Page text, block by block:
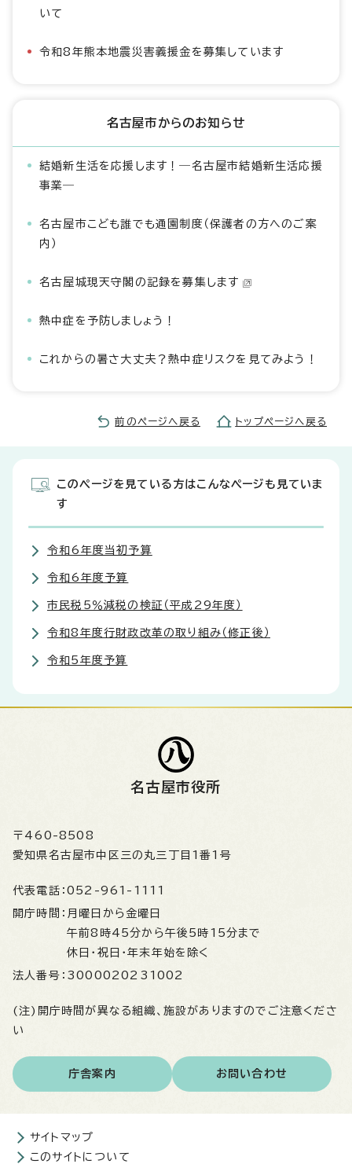
いて
令和8年熊本地震災害義援金を募集しています
名古屋市からのお知らせ
結婚新生活を応援します！―名古屋市結婚新生活応援
事業―
名古屋市こども誰でも通園制度（保護者の方へのご案
内）
名古屋城現天守閣の記録を募集します
熱中症を予防しましょう！
これからの暑さ大丈夫？熱中症リスクを見てみよう！
前のページへ戻る トップページへ戻る
このページを見ている方はこんなページも見ていま
す
令和6年度当初予算
令和6年度予算
市民税5％減税の検証（平成29年度）
令和8年度行財政改革の取り組み（修正後）
令和5年度予算
名古屋市役所
〒460-8508
愛知県名古屋市中区三の丸三丁目1番1号
代表電話： 052-961-1111
開庁時間： 月曜日から金曜日
午前8時45分から午後5時15分まで
休日・祝日・年末年始を除く
法人番号： 3000020231002
(注)開庁時間が異なる組織、施設がありますのでご注意くださ
い
庁舎案内 お問い合わせ
サイトマップ
このサイトについて